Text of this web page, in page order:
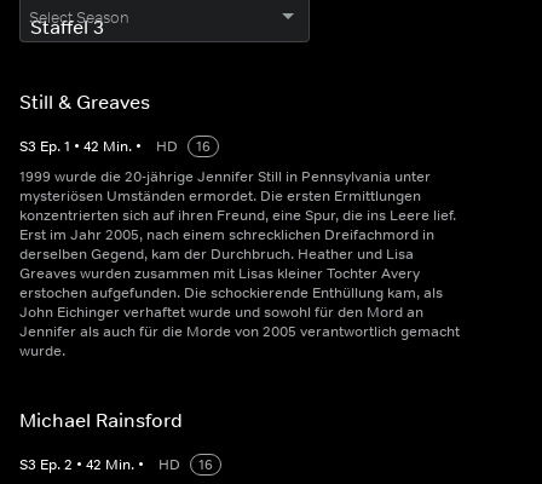
Select Season
Still & Greaves
S3 Ep.1 • 42 Min. • HD
16
1999 wurde die 20-jährige Jennifer Still in Pennsylvania unter
mysteriösen Umständen ermordet. Die ersten Ermittlungen
konzentrierten sich auf ihren Freund, eine Spur, die ins Leere lief.
Erst im Jahr 2005, nach einem schrecklichen Dreifachmord in
derselben Gegend, kam der Durchbruch. Heather und Lisa
Greaves wurden zusammen mit Lisas kleiner Tochter Avery
erstochen aufgefunden. Die schockierende Enthüllung kam, als
John Eichinger verhaftet wurde und sowohl für den Mord an
Jennifer als auch für die Morde von 2005 verantwortlich gemacht
wurde.
Michael Rainsford
S3 Ep.2 • 42 Min. • HD
16